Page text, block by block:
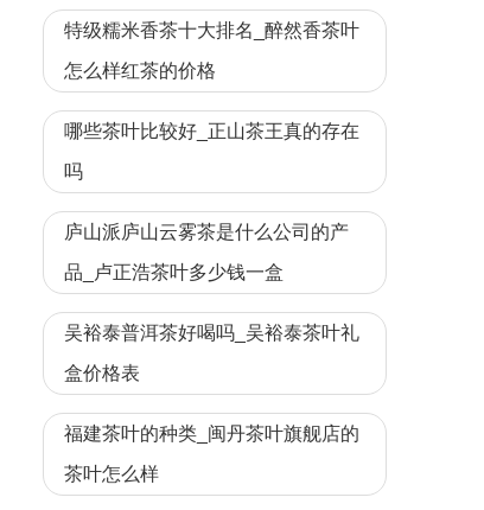
特级糯米香茶十大排名_醉然香茶叶
怎么样红茶的价格
哪些茶叶比较好_正山茶王真的存在
吗
庐山派庐山云雾茶是什么公司的产
品_卢正浩茶叶多少钱一盒
吴裕泰普洱茶好喝吗_吴裕泰茶叶礼
盒价格表
福建茶叶的种类_闽丹茶叶旗舰店的
茶叶怎么样